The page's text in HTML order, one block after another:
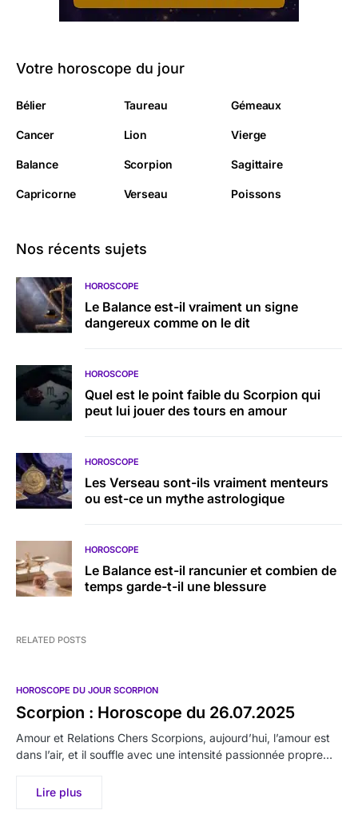
Votre horoscope du jour
Bélier Taureau Gémeaux
Cancer Lion Vierge
Balance Scorpion Sagittaire
Capricorne Verseau Poissons
Nos récents sujets
HOROSCOPE
Le Balance est-il vraiment un signe
dangereux comme on le dit
HOROSCOPE
Quel est le point faible du Scorpion qui
peut lui jouer des tours en amour
HOROSCOPE
Les Verseau sont-ils vraiment menteurs
ou est-ce un mythe astrologique
HOROSCOPE
Le Balance est-il rancunier et combien de
temps garde-t-il une blessure
RELATED POSTS
HOROSCOPE DU JOUR SCORPION
Scorpion : Horoscope du 26.07.2025
Amour et Relations Chers Scorpions, aujourd’hui, l’amour est
dans l’air, et il souffle avec une intensité passionnée propre…
Lire plus